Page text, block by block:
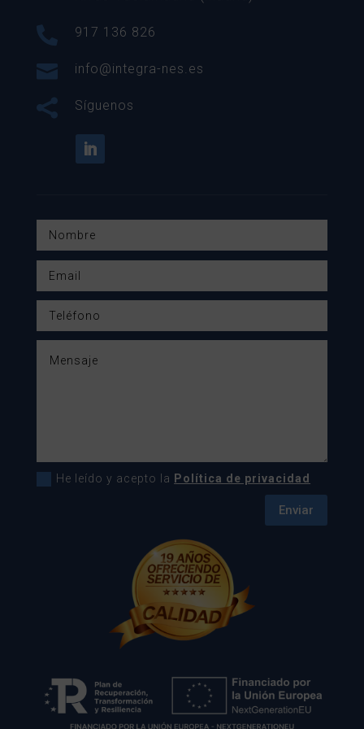
 917 136 826
 info@integra-nes.es
 Síguenos
He leído y acepto la Política de privacidad
Enviar